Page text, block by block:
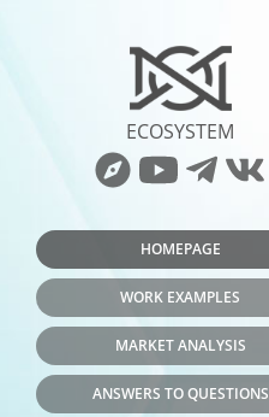
ECOSYSTEM
HOMEPAGE
WORK EXAMPLES
MARKET ANALYSIS
ANSWERS TO QUESTIONS